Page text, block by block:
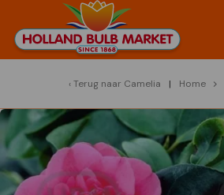
Terug naar Camelia Home